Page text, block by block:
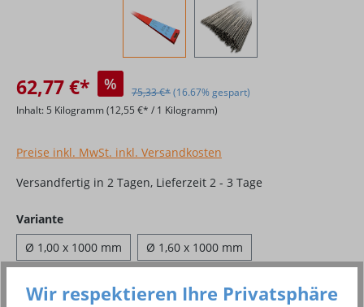
62,77 €* % 75,33 €*(16.67% gespart)
Inhalt: 5 Kilogramm(12,55 €* / 1 Kilogramm)
Preise inkl. MwSt. inkl. Versandkosten
Versandfertig in 2 Tagen, Lieferzeit 2 - 3 Tage
Varianteauswählen
Ø 1,00 x 1000 mm
Ø 1,60 x 1000 mm
Wir respektieren Ihre Privatsphäre